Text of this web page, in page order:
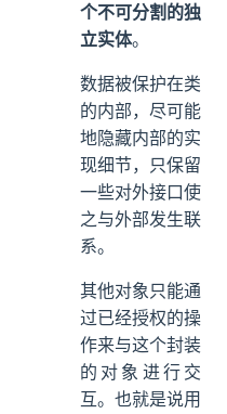
个不可分割的独
立实体。
数据被保护在类
的内部，尽可能
地隐藏内部的实
现细节，只保留
一些对外接口使
之与外部发生联
系。
其他对象只能通
过已经授权的操
作来与这个封装
的对象进行交
互。也就是说用